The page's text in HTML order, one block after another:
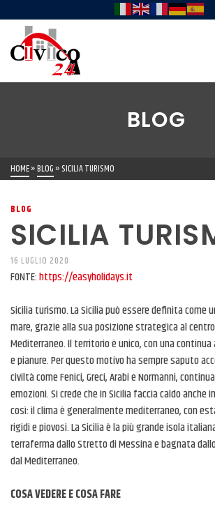
BLOG
HOME»BLOG»SICILIA TURISMO
BLOG
SICILIA
16 LUGLIO 2020
FONTE:https://easyholidays.it
Sicilia turismo. La Sicilia può essere definita come
mare, grazie alla sua posizione strategica al
Mediterraneo. Il territorio è unico, con una
e pianure.Per questo motivo ha sempre saputo
civiltà come Fenici, Greci, Arabi e Normanni,
emozioni. Si crede che in Sicilia faccia caldo anche
così: il clima è generalmente mediterraneo, con
rigidi e piovosi. La Sicilia è la più grande isola
terraferma dallo Stretto di Messina e bagnata
dal Mediterraneo.
COSA VEDERE E COSA FARE